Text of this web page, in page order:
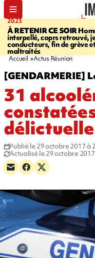
20:23
À RETENIR CE SOIR
interpellé, coprs retrouvé,
conducteurs, fin de grève
maltraités
Accueil Actus Réunion
[GENDARMERIE]
31
Publié le 29 octobre 2017 à
Actualisé le 29 octobre